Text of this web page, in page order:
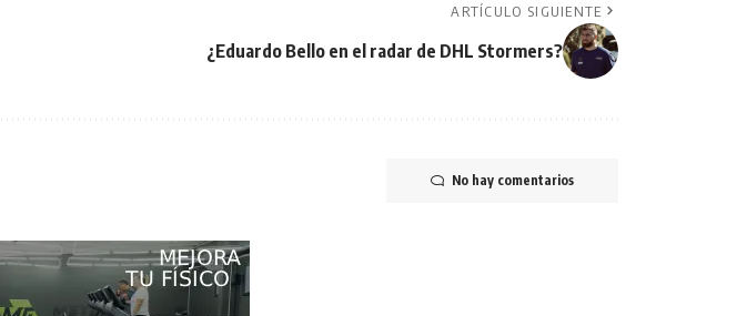
ARTÍCULO SIGUIENTE
¿Eduardo Bello en el radar de DHL Stormers?
No hay comentarios